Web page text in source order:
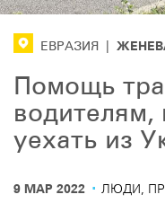
ЕВРАЗИЯ
Помощь
водителям,
уехать из
9 МАР 2022 · ЛЮДИ,